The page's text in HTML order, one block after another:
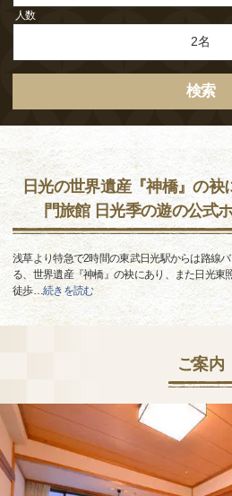
人数
検索
日光の世界遺産『神橋』の
門旅館 日光季の遊の公式
浅草より特急で2時間の東武日光駅からは路線
る、世界遺産『神橋』の袂にあり、また日光東
徒歩…続きを読む
ご案内